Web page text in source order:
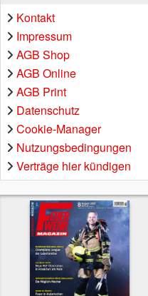
Kontakt
Impressum
AGB Shop
AGB Online
AGB Print
Datenschutz
Cookie-Manager
Nutzungsbedingungen
Verträge hier kündigen